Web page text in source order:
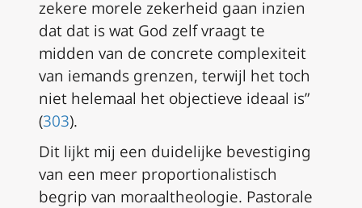
zekere morele zekerheid gaan inzien
dat dat is wat God zelf vraagt te
midden van de concrete complexiteit
van iemands grenzen, terwijl het toch
niet helemaal het objectieve ideaal is”
(303).
Dit lijkt mij een duidelijke bevestiging
van een meer proportionalistisch
begrip van moraaltheologie. Pastorale